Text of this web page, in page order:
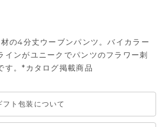
の4分丈ウーブンパンツ。バイカラー
インがユニークでパンツのフラワー刺
す。*カタログ掲載商品
フト包装について